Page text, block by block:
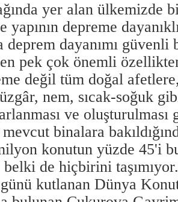
yer alan ülkemizde
yapının depreme
dayanımı güvenli
pek çok önemli
değil tüm doğal
nem, sıcak-soğuk
ve oluşturulması
binalara
konutun yüzde 45'i
de hiçbirini
kutlanan Dünya